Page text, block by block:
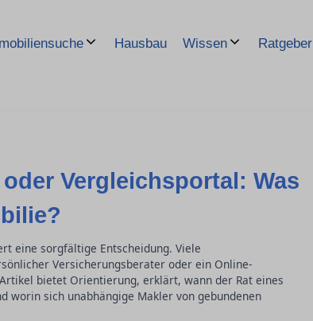
Hausbau Wissen Ratgeber
Vergleichsportal: Was
eine sorgfältige Entscheidung. Viele
Versicherungsberater oder ein Online-
bietet Orientierung, erklärt, wann der Rat eines
worin sich unabhängige Makler von gebundenen